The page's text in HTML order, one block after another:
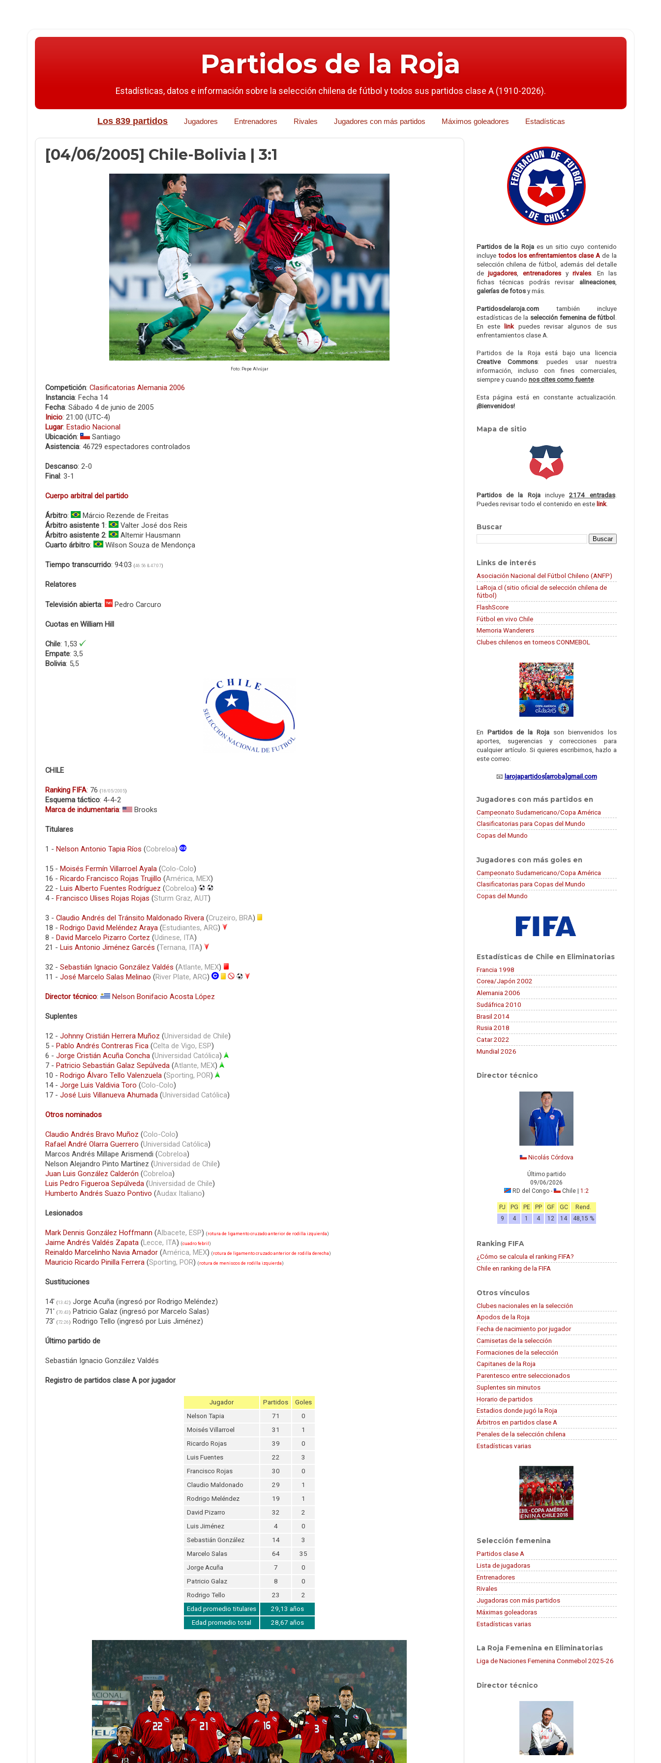
Partidos de la Roja
Estadísticas, datos e información sobre la selección chilena de fútbol y todos sus partidos clase A (1910-2026).
Los 839 partidos Jugadores Entrenadores Rivales Jugadores con más partidos Máximos goleadores Estadísticas
[04/06/2005] Chile-Bolivia | 3:1
Foto: Pepe Alvújar
Competición: Clasificatorias Alemania 2006
Instancia: Fecha 14
Fecha: Sábado 4 de junio de 2005
Inicio: 21:00 (UTC-4)
Lugar: Estadio Nacional
Ubicación:
Santiago
Asistencia: 46729 espectadores controlados
Descanso: 2-0
Final: 3-1
Cuerpo arbitral del partido
Árbitro:
Márcio Rezende de Freitas
Árbitro asistente 1:
Valter José dos Reis
Árbitro asistente 2:
Altemir Hausmann
Cuarto árbitro: Wilson Souza de Mendonça
Tiempo transcurrido: 94:03 (46:56 & 47:07)
Relatores
Televisión abierta: Pedro Carcuro
Cuotas en William Hill
Chile: 1,53
Empate: 3,5
Bolivia: 5,5
CHILE
Ranking FIFA: 76 (18/05/2005)
Esquema táctico: 4-4-2
Marca de indumentaria: Brooks
Titulares
1 - Nelson Antonio Tapia Ríos (Cobreloa)
15 - Moisés Fermín Villarroel Ayala(Colo-Colo)
16 - Ricardo Francisco Rojas Trujillo (América, MEX)
22 - Luis Alberto Fuentes Rodríguez (Cobreloa)
4 - Francisco Ulises Rojas Rojas (Sturm Graz, AUT)
3 - Claudio Andrés del Tránsito Maldonado Rivera(Cruzeiro, BRA)
18 - Rodrigo David Meléndez Araya(Estudiantes, ARG)
8 - David Marcelo Pizarro Cortez (Udinese, ITA)
21 - Luis Antonio Jiménez Garcés (Ternana, ITA)
32 - Sebastián Ignacio González Valdés (Atlante, MEX)
11 - José Marcelo Salas Melinao (River Plate, ARG)
Director técnico: Nelson Bonifacio Acosta López
Suplentes
12 - Johnny Cristián Herrera Muñoz (Universidad de Chile)
5 - Pablo Andrés Contreras Fica(Celta de Vigo, ESP)
6 - Jorge Cristián Acuña Concha(Universidad Católica)
7 - Patricio Sebastián Galaz Sepúlveda(Atlante, MEX)
10 - Rodrigo Álvaro Tello Valenzuela(Sporting, POR)
14 - Jorge Luis Valdivia Toro (Colo-Colo)
17 - José Luis Villanueva Ahumada(Universidad Católica)
Otros nominados
Claudio Andrés Bravo Muñoz (Colo-Colo)
Rafael André Olarra Guerrero (Universidad Católica)
Marcos Andrés Millape Arismendi (Cobreloa)
Nelson Alejandro Pinto Martínez (Universidad de Chile)
Juan Luis González Calderón (Cobreloa)
Luis Pedro Figueroa Sepúlveda(Universidad de Chile)
Humberto Andrés Suazo Pontivo (Audax Italiano)
Lesionados
Mark Dennis González Hoffmann (Albacete, ESP) (rotura de ligamento cruzado anterior de rodilla izquierda )
Jaime Andrés Valdés Zapata(Lecce, ITA) (cuadro febril )
Reinaldo Marcelinho Navia Amador(América, MEX) (rotura de ligamento cruzado anterior de rodilla derecha )
Mauricio Ricardo Pinilla Ferrera(Sporting, POR) (rotura de meniscos de rodilla izquierda )
Sustituciones
14' (13:42 ) Jorge Acuña (ingresó por Rodrigo Meléndez)
71' (70:43 ) Patricio Galaz (ingresó por Marcelo Salas)
73' (72:26 ) Rodrigo Tello (ingresó por Luis Jiménez)
Último partido de
Sebastián Ignacio González Valdés
Registro de partidos clase A por jugador
Jugador Partidos
Goles
Nelson Tapia
71
0
Moisés Villarroel
31
1
Ricardo Rojas
39
0
Luis Fuentes
22
3
Francisco Rojas
30
0
Claudio Maldonado
29
1
Rodrigo Meléndez
19
1
David Pizarro
32
2
Luis Jiménez
4
0
Sebastián González
14
3
Marcelo Salas
64
35
Jorge Acuña
7
0
Patricio Galaz
8
0
Rodrigo Tello
23
2
Edad promedio titulares
29,13 años
Edad promedio total
28,67 años
Partidos de la Rojaes un sitio cuyo contenido
incluye todos los enfrentamientos clase A de la
selección chilena de fútbol, además del detalle
dejugadores entrenadoresyrivales . En las
fichas técnicas podrás revisar alineaciones,
galerías de fotosy más.
Partidosdelaroja.comtambién incluye
estadísticas de la selección femenina de fútbol
En este link puedes revisar algunos de sus
enfrentamientos clase A.
Partidos de la Roja está bajo una licencia
Creative Commons: puedes usar nuestra
información, incluso con fines comerciales,
siempre y cuando nos cites como fuente.
Esta página está en constante actualización.
¡Bienvenidos!
Mapa de sitio
Partidos de la Rojaincluye2174 entradas.
Puedes revisar todo el contenido en estelink.
Buscar
Links de interés
Asociación Nacional del Fútbol Chileno (ANFP)
LaRoja.cl (sitio oficial de selección chilena de
fútbol)
FlashScore
Fútbol en vivo Chile
Memoria Wanderers
Clubes chilenos en torneos CONMEBOL
En Partidos de la Roja son bienvenidos los
aportes, sugerencias y correcciones para
cualquier artículo. Si quieres escribirnos, hazlo a
este correo:
📧 larojapartidos[arroba]gmail.com
Jugadores con más partidos en
Campeonato Sudamericano/Copa América
Clasificatorias para Copas del Mundo
Copas del Mundo
Jugadores con más goles en
Campeonato Sudamericano/Copa América
Clasificatorias para Copas del Mundo
Copas del Mundo
Estadísticas de Chile en Eliminatorias
Francia 1998
Corea/Japón 2002
Alemania 2006
Sudáfrica 2010
Brasil 2014
Rusia 2018
Catar 2022
Mundial 2026
Director técnico
Nicolás Córdova
Último partido
09/06/2026
RD del Congo -
Chile | 1:2
PJ PG PE PP GF GC
Rend.
9
4 1 4 12 14 48,15 %
Ranking FIFA
¿Cómo se calcula el ranking FIFA?
Chile en ranking de la FIFA
Otros vínculos
Clubes nacionales en la selección
Apodos de la Roja
Fecha de nacimiento por jugador
Camisetas de la selección
Formaciones de la selección
Capitanes de la Roja
Parentesco entre seleccionados
Suplentes sin minutos
Horario de partidos
Estadios donde jugó la Roja
Árbitros en partidos clase A
Penales de la selección chilena
Estadísticas varias
Selección femenina
Partidos clase A
Lista de jugadoras
Entrenadores
Rivales
Jugadoras con más partidos
Máximas goleadoras
Estadísticas varias
La Roja Femenina en Eliminatorias
Liga de Naciones Femenina Conmebol 2025-26
Director técnico